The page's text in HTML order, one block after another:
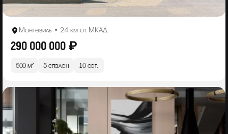
Монтевиль • 24 км от МКАД
290 000 000 ₽
500 м² 5 спален 10 сот.